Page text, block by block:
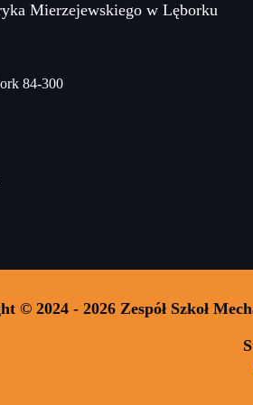
Mierzejewskiego w Lęborku
84-300
© 2024 - 2026 Zespół Szkoł